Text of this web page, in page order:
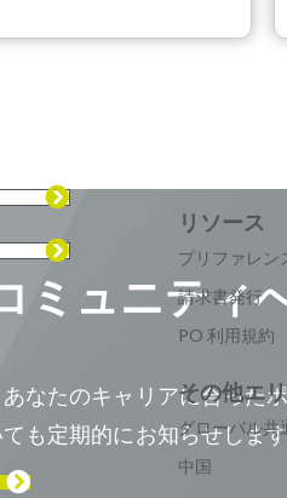
ミュニティ
なたのキャリアに合った
も定期的にお知らせします
プリファレン
請求書発行
PO 利用規約
グローバル共
中国